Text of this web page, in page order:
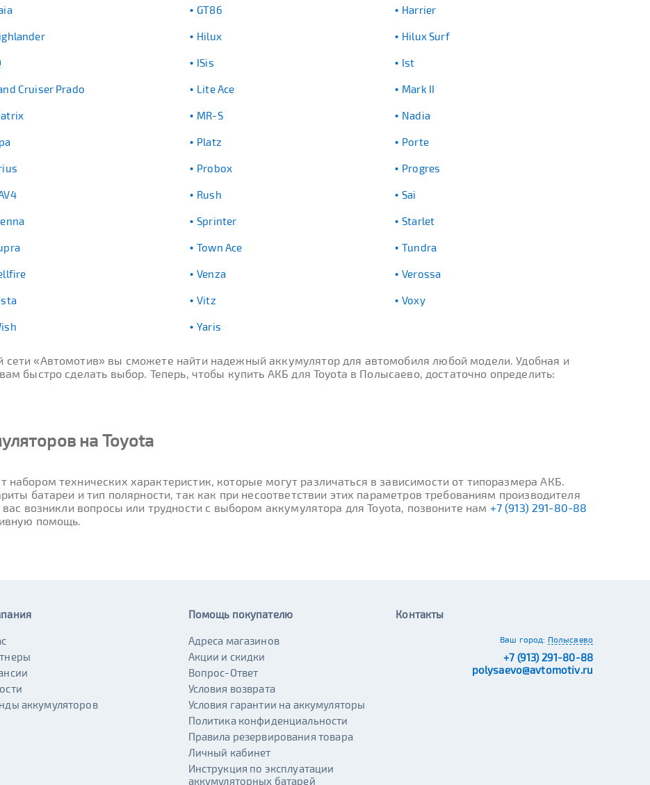
GT86 Harrier
Hilux Hilux Surf
ISis Ist
Cruiser Prado Lite Ace Mark II
MR-S Nadia
Platz Porte
Probox Progres
Rush Sai
Sprinter Starlet
Town Ace Tundra
Venza Verossa
Vitz Voxy
Yaris
сети «Автомотив» вы сможете найти надежный аккумулятор для автомобиля любой модели. Удобная и
быстро сделать выбор. Теперь, чтобы купить АКБ для Toyota в Полысаево, достаточно определить:
на Toyota
технических характеристик, которые могут различаться в зависимости от типоразмера АКБ.
батареи и тип полярности, так как при несоответствии этих параметров требованиям производителя
возникли вопросы или трудности с выбором аккумулятора для Toyota, позвоните нам +7 (913) 291-80-88
помощь.
аккумуляторов
Помощь покупателю
Адреса магазинов
Акции и скидки
Вопрос-Ответ
Условия возврата
Условия гарантии на аккумуляторы
Политика конфиденциальности
Правила резервирования товара
Личный кабинет
Инструкция по эксплуатации
аккумуляторных батарей
Контакты
Ваш город: Полысаево
+7 (913) 291-80-88
polysaevo@avtomotiv.ru